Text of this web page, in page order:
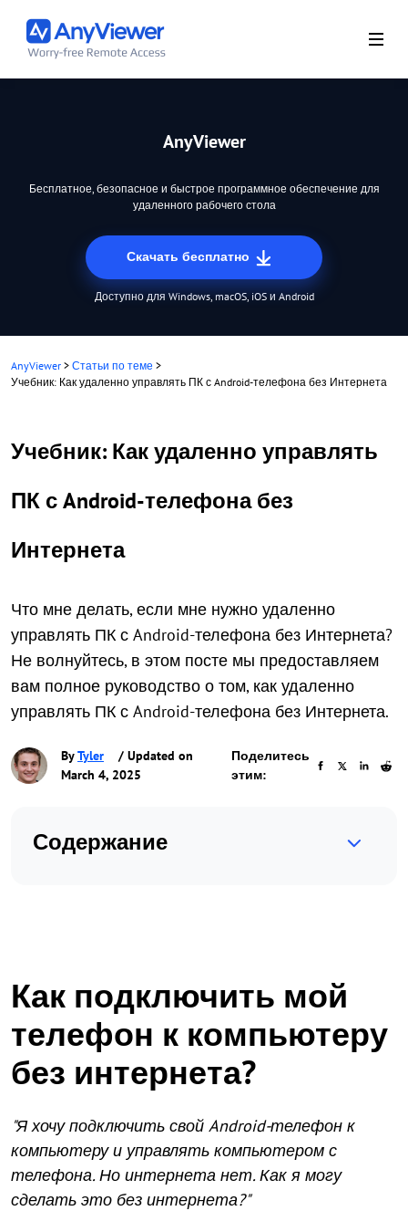
AnyViewer
Бесплатное, безопасное и быстрое программное обеспечение для
удаленного рабочего стола
Скачать бесплатно
Доступно для Windows, macOS, iOS и Android
AnyViewer > Статьи по теме >
Учебник: Как удаленно управлять ПК с Android-телефона без Интернета
Учебник: Как удаленно управлять
ПК с Android-телефона без
Интернета
Что мне делать, если мне нужно удаленно
управлять ПК с Android-телефона без Интернета?
Не волнуйтесь, в этом посте мы предоставляем
вам полное руководство о том, как удаленно
управлять ПК с Android-телефона без Интернета.
ByTyler
/ Updated on
March 4, 2025
Поделитесь
этим:
Содержание
Как подключить мой
телефон к компьютеру
без интернета?
"Я хочу подключить свой Android-телефон к
компьютеру и управлять компьютером с
телефона. Но интернета нет. Как я могу
сделать это без интернета?"